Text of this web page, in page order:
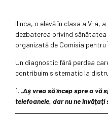
Ilinca, o elevă în clasa a V-a,
dezbaterea privind
organizată de Comisia pentru
Un diagnostic fără perdea
contribuim sistematic la
1. „Aş vrea să încep spre a vă
telefoanele, dar nu ne învăţaţi